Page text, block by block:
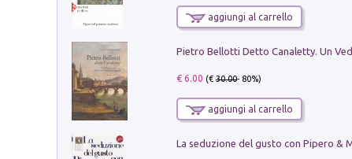
aggiungi al carrello
€ 6.00 (€30.00- 80%)
aggiungi al carrello